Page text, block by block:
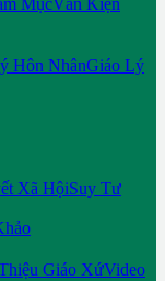
MụcVăn Kiện
Hôn NhânGiáo Lý
Xã HộiSuy Tư
Giáo XứVideo